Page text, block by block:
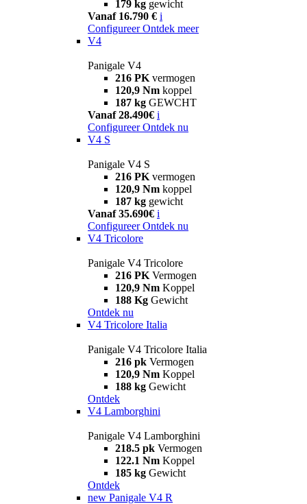
179 kg gewicht
Vanaf 16.790 € i
Configureer Ontdek meer
V4
Panigale V4
216 PK vermogen
120,9 Nm koppel
187 kg GEWCHT
Vanaf 28.490€ i
Configureer Ontdek nu
V4 S
Panigale V4 S
216 PK vermogen
120,9 Nm koppel
187 kg gewicht
Vanaf 35.690€ i
Configureer Ontdek nu
V4 Tricolore
Panigale V4 Tricolore
216 PK Vermogen
120,9 Nm Koppel
188 Kg Gewicht
Ontdek nu
V4 Tricolore Italia
Panigale V4 Tricolore Italia
216 pk Vermogen
120,9 Nm Koppel
188 kg Gewicht
Ontdek
V4 Lamborghini
Panigale V4 Lamborghini
218.5 pk Vermogen
122.1 Nm Koppel
185 kg Gewicht
Ontdek
new Panigale V4 R